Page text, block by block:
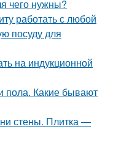
чего нужны?
работать с любой
посуду для
на индукционной
пола. Какие бывают
стены. Плитка —